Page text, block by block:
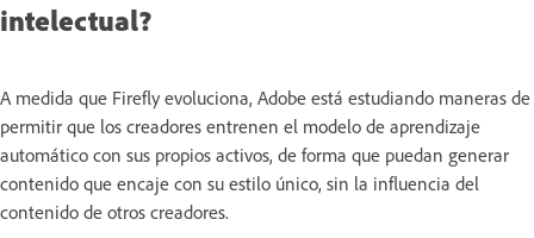
intelectual?
A medida que Firefly evoluciona, Adobe está estudiando maneras de
permitir que los creadores entrenen el modelo de aprendizaje
automático con sus propios activos, de forma que puedan generar
contenido que encaje con su estilo único, sin la influencia del
contenido de otros creadores.